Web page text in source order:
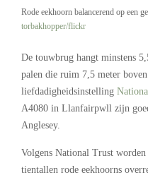
Rode eekhoorn balancerend op een
torbakhopper/flickr
De touwbrug hangt minstens
palen die ruim 7,5 meter
liefdadigheidsinstelling
A4080 in Llanfairpwll zijn
Anglesey.
Volgens National Trust
tientallen rode eekhoorns